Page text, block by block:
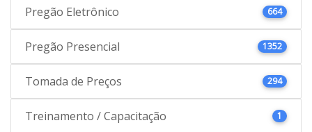
Pregão Eletrônico 664
Pregão Presencial 1352
Tomada de Preços 294
Treinamento / Capacitação 1